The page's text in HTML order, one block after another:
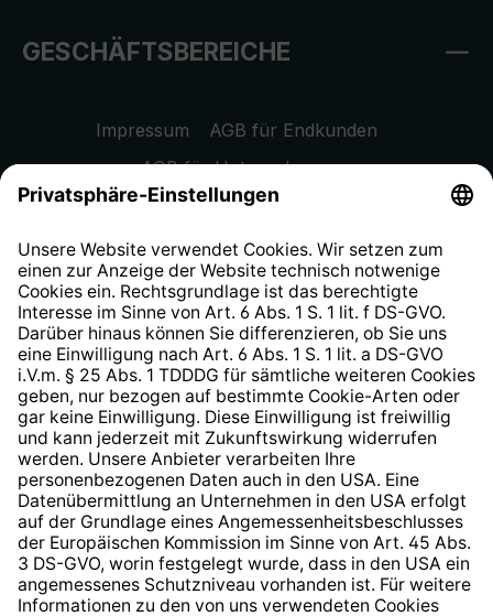
GESCHÄFTSBEREICHE
Impressum
AGB für Endkunden
AGB für Unternehmen
Datenschutzhinweis
Widerrufsrecht
Hinweisgeberschutzsystem
Barrierefreiheit